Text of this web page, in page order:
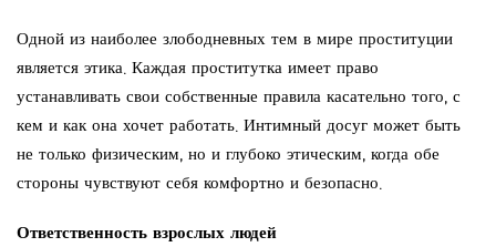
Одной из наиболее злободневных тем в мире проституции
является этика. Каждая проститутка имеет право
устанавливать свои собственные правила касательно того, с
кем и как она хочет работать. Интимный досуг может быть
не только физическим, но и глубоко этическим, когда обе
стороны чувствуют себя комфортно и безопасно.
Ответственность взрослых людей